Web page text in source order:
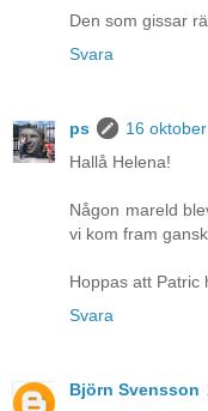
Den som gissar
Svara
ps
16
Hallå Helena!
Någon mareld
vi kom fram
Hoppas att Patric
Svara
Björn Svensson